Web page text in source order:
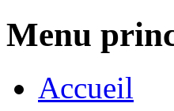
Menu
Accueil